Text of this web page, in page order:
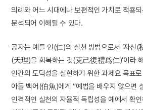
의례와 어느 시대에나 보편적인 가치로 적용
분석되어 이해될 수 있다.
공자는 예를 인(仁)의 실천 방법으로서 ‘자신(
(天理)을 회복하는 것(克己復禮爲仁)’이라
인간의 도덕성을 실현하기 위한 과제요 목표
아들 백어(伯魚)에게 “예법을 배우지 않으면
인격적인 실천의 자율적 독립성을 예에서 확